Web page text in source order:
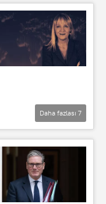
Daha fazlası 7